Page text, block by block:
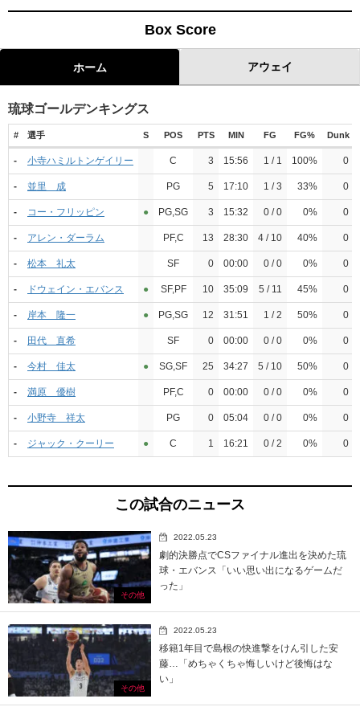
Box Score
ホーム アウェイ
琉球ゴールデンキングス
# 選手 S POS PTS MIN FG FG% Dunk
- 小寺ハミルトンゲイリー C 3 15:56 1 / 1 100% 0
- 並里 成 PG 5 17:10 1 / 3 33% 0
- コー・フリッピン ●︎ PG,SG 3 15:32 0 / 0 0% 0
- アレン・ダーラム PF,C 13 28:30 4 / 10 40% 0
- 松本 礼太 SF 0 00:00 0 / 0 0% 0
- ドウェイン・エバンス ●︎ SF,PF 10 35:09 5 / 11 45% 0
- 岸本 隆一 ●︎ PG,SG 12 31:51 1 / 2 50% 0
- 田代 直希 SF 0 00:00 0 / 0 0% 0
- 今村 佳太 ●︎ SG,SF 25 34:27 5 / 10 50% 0
- 満原 優樹 PF,C 0 00:00 0 / 0 0% 0
- 小野寺 祥太 PG 0 05:04 0 / 0 0% 0
- ジャック・クーリー ●︎ C 1 16:21 0 / 2 0% 0
この試合のニュース
その他
2022.05.23
劇的決勝点でCSファイナル進出を決めた琉
球・エバンス「いい思い出になるゲームだ
った」
その他
2022.05.23
移籍1年目で島根の快進撃をけん引した安
藤…「めちゃくちゃ悔しいけど後悔はな
い」